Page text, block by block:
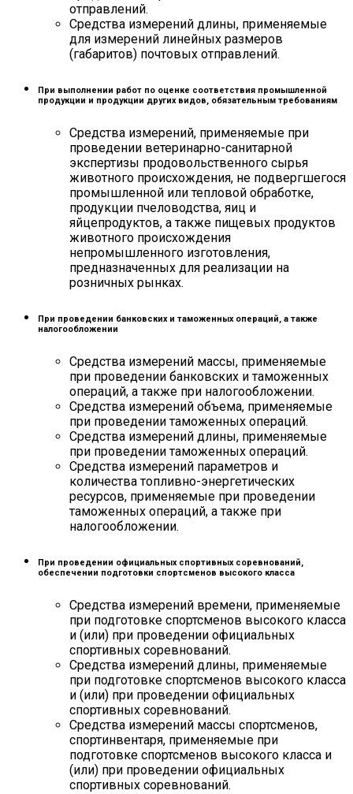
отправлений.
Средства измерений длины, применяемые
для измерений линейных размеров
(габаритов) почтовых отправлений.
При выполнении работ по оценке соответствия промышленной
продукции и продукции других видов, обязательным требованиям
Средства измерений, применяемые при
проведении ветеринарно-санитарной
экспертизы продовольственного сырья
животного происхождения, не подвергшегося
промышленной или тепловой обработке,
продукции пчеловодства, яиц и
яйцепродуктов, а также пищевых продуктов
животного происхождения
непромышленного изготовления,
предназначенных для реализации на
розничных рынках.
При проведении банковских и таможенных операций, а также
налогообложении
Средства измерений массы, применяемые
при проведении банковских и таможенных
операций, а также при налогообложении.
Средства измерений объема, применяемые
при проведении таможенных операций.
Средства измерений длины, применяемые
при проведении таможенных операций.
Средства измерений параметров и
количества топливно-энергетических
ресурсов, применяемые при проведении
таможенных операций, а также при
налогообложении.
При проведении официальных спортивных соревнований,
обеспечении подготовки спортсменов высокого класса
Средства измерений времени, применяемые
при подготовке спортсменов высокого класса
и (или) при проведении официальных
спортивных соревнований.
Средства измерений длины, применяемые
при подготовке спортсменов высокого класса
и (или) при проведении официальных
спортивных соревнований.
Средства измерений массы спортсменов,
спортинвентаря, применяемые при
подготовке спортсменов высокого класса и
(или) при проведении официальных
спортивных соревнований.